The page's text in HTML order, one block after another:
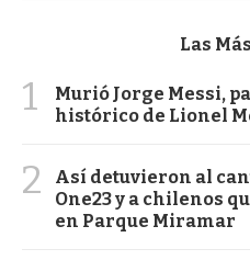
Las
1
Murió Jorge Messi,
histórico de Lionel
2
Así detuvieron al
One23 y a chilenos
en Parque Miramar